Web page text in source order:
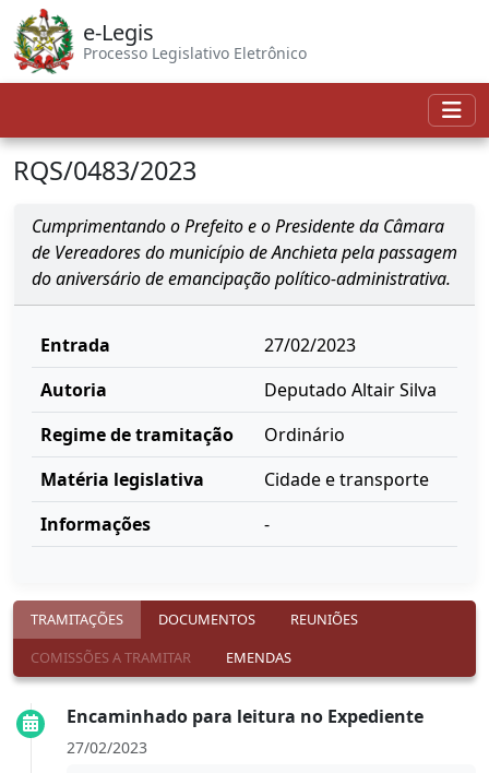
e-Legis
Processo Legislativo Eletrônico
RQS/0483/2023
Cumprimentando o Prefeito e o Presidente da Câmara
de Vereadores do município de Anchieta pela passagem
do aniversário de emancipação político-administrativa.
Entrada
27/02/2023
Autoria
Deputado Altair Silva
Regime de tramitação
Ordinário
Matéria legislativa
Cidade e transporte
Informações
-
TRAMITAÇÕES DOCUMENTOS
REUNIÕES
COMISSÕES A TRAMITAR
EMENDAS
Encaminhado para leitura no Expediente
27/02/2023